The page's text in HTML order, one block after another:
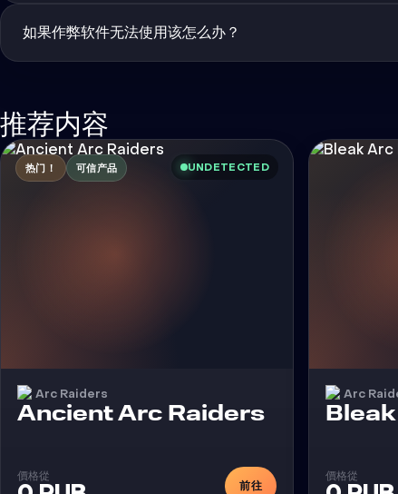
如果作弊软件无法使用该怎么办？
推荐内容
热门！ 可信产品 UNDETECTED
Arc Raiders
Ancient Arc Raiders外挂
價格從
前往
Arc
價格從